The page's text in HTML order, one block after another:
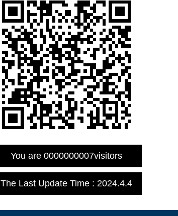
You are 0000000007visitors
The Last Update Time : 2024.4.4